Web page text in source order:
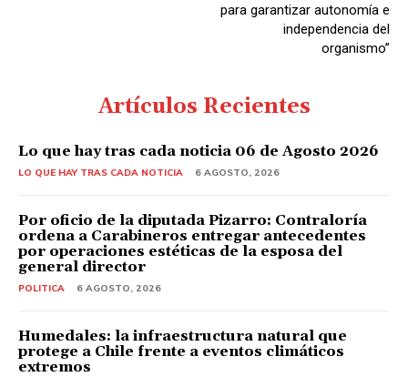
para garantizar autonomía e
independencia del
organismo”
Artículos Recientes
Lo que hay tras cada noticia 06 de Agosto 2026
LO QUE HAY TRAS CADA NOTICIA 6 AGOSTO, 2026
Por oficio de la diputada Pizarro: Contraloría
ordena a Carabineros entregar antecedentes
por operaciones estéticas de la esposa del
general director
POLITICA 6 AGOSTO, 2026
Humedales: la infraestructura natural que
protege a Chile frente a eventos climáticos
extremos